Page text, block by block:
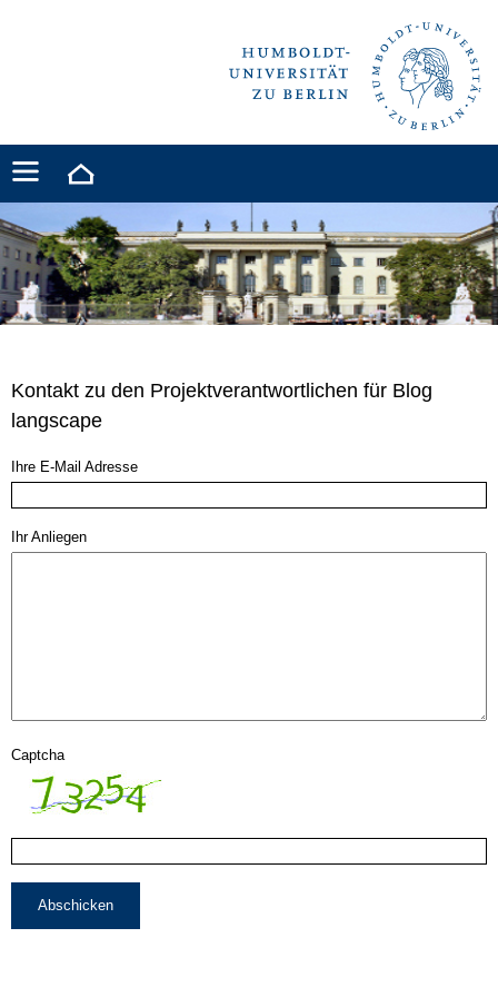
Kontakt zu den Projektverantwortlichen für Blog
langscape
Ihre E-Mail Adresse
Ihr Anliegen
Captcha
Abschicken